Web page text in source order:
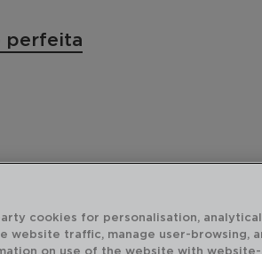
perfeita
cookies for personalisation,
website traffic, manage user-browsing,